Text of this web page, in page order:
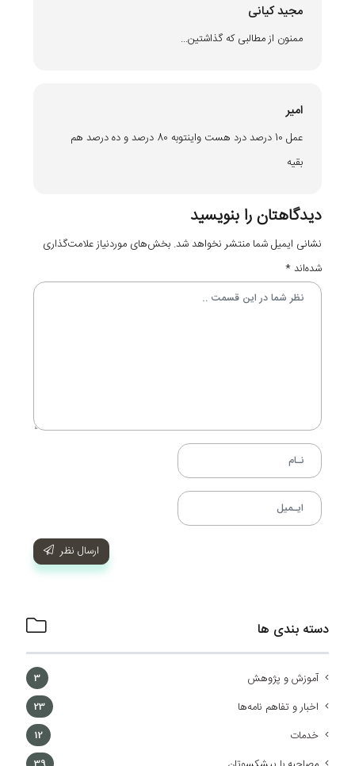
مجید کیانی
ممنون از مطالبی که گذاشتین...
امیر
عمل 10 درصد درد هست واینتوبه 80 درصد و ده درصد هم
بقیه
دیدگاهتان را بنویسید
نشانی ایمیل شما منتشر نخواهد شد. بخش‌های موردنیاز علامت‌گذاری
شده‌اند*
ارسال نظر
دسته بندی ها
آموزش و پژوهش 3
اخبار و تفاهم نامه‌ها 23
خدمات 12